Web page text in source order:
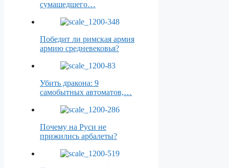
сумашедшего…
Победит ли римская армия
армию средневековья?
Убить дракона: 9
самобытных автоматов,…
Почему на Руси не
прижились арбалеты?